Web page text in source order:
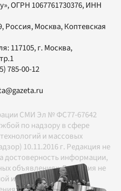
, ОГРН 1067761730376, ИНН
Россия, Москва, Коптевская
117105, г. Москва,
785-00-12
СМИ Эл № ФС77-67642
по надзору в сфере
и массовых
10.11.2016 г. Редакция не
достоверность информации,
объявлениях. Редакция не
информации.